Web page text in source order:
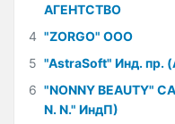
АГЕНТСТВО
4 "ZORGO" ООО
5 "AstraSoft" Инд. пр.
6 "NONNY BEAUTY"
N. N." ИндП)